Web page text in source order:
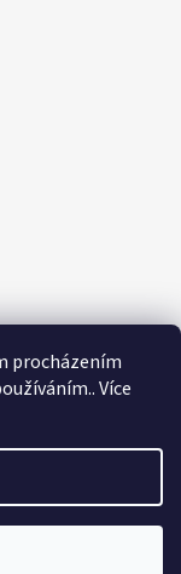
procházením
Více
vyhrazena.